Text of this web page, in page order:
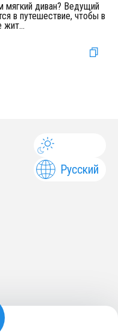
диван? Ведущий
в путешествие, чтобы в
жит...
Русский